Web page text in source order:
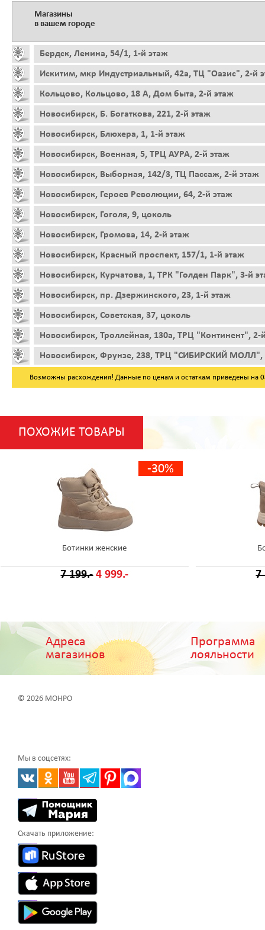
Магазины
в вашем городе
Бердск, Ленина, 54/1, 1-й этаж
Искитим, мкр Индустриальный, 42а, ТЦ "Оазис", 2-й
Кольцово, Кольцово, 18 А, Дом быта, 2-й этаж
Новосибирск, Б. Богаткова, 221, 2-й этаж
Новосибирск, Блюхера, 1, 1-й этаж
Новосибирск, Военная, 5, ТРЦ АУРА, 2-й этаж
Новосибирск, Выборная, 142/3, ТЦ Пассаж, 2-й этаж
Новосибирск, Героев Революции, 64, 2-й этаж
Новосибирск, Гоголя, 9, цоколь
Новосибирск, Громова, 14, 2-й этаж
Новосибирск, Красный проспект, 157/1, 1-й этаж
Новосибирск, Курчатова, 1, ТРК "Голден Парк", 3-й
Новосибирск, пр. Дзержинского, 23, 1-й этаж
Новосибирск, Советская, 37, цоколь
Новосибирск, Троллейная, 130а, ТРЦ "Континент", 2-
Новосибирск, Фрунзе, 238, ТРЦ "СИБИРСКИЙ МОЛЛ",
Возможны расхождения! Данные по ценам и остаткам приведены на
ПОХОЖИЕ ТОВАРЫ
-30%
Ботинки женские
7 199.- 4 999.- 7
Адреса
магазинов
Программа
лояльности
© 2026 МОНРО
Мы в соцсетях:
Скачать приложение: